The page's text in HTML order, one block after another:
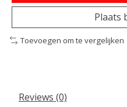
Plaats
Toevoegen om te vergelijken
Reviews (0)